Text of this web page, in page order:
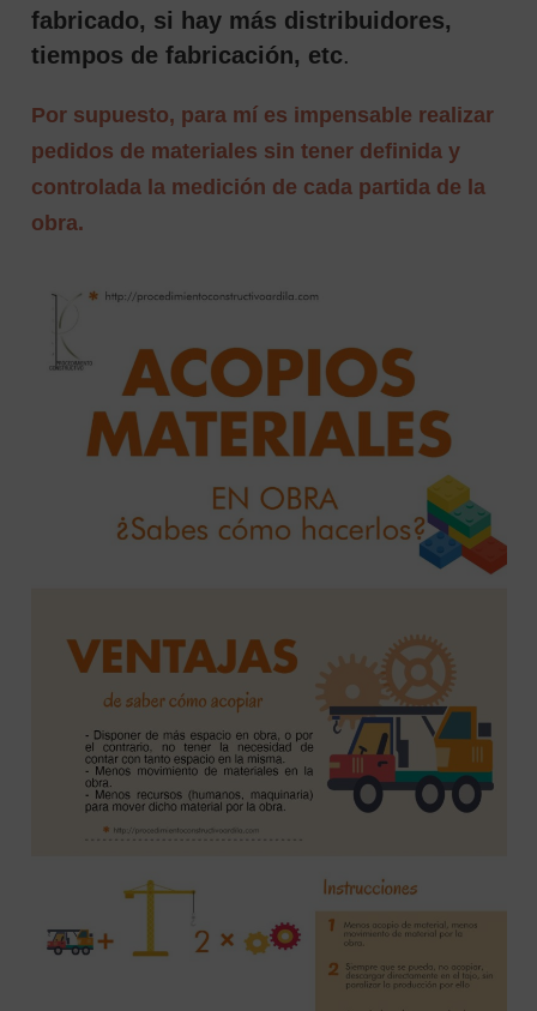
fabricado, si hay más distribuidores,
tiempos de fabricación, etc.
Por supuesto, para mí es impensable realizar
pedidos de materiales sin tener definida y
controlada la medición de cada partida de la
obra.